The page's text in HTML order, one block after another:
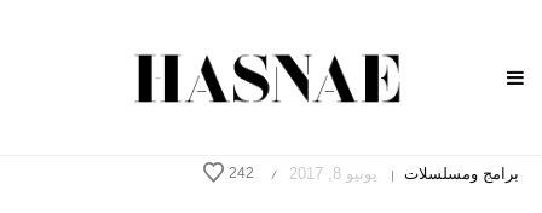
برامج ومسلسلات | يونيو 8, 2017 /
242